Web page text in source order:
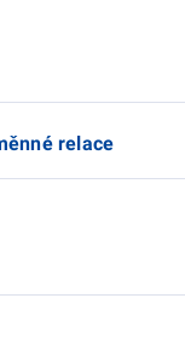
relace